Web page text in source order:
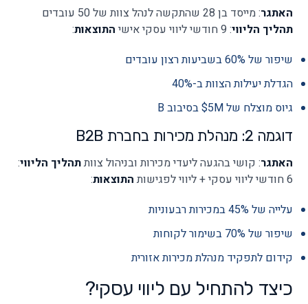
האתגר: מייסד בן 28 שהתקשה לנהל צוות של 50 עובדים
תהליך הליווי: 9 חודשי ליווי עסקי אישי התוצאות:
שיפור של 60% בשביעות רצון עובדים
הגדלת יעילות הצוות ב-40%
גיוס מוצלח של 5M$ בסיבוב B
דוגמה 2: מנהלת מכירות בחברת B2B
האתגר: קושי בהגעה ליעדי מכירות ובניהול צוותתהליך הליווי:
6 חודשי ליווי עסקי + ליווי לפגישות
התוצאות:
עלייה של 45% במכירות רבעוניות
שיפור של 70% בשימור לקוחות
קידום לתפקיד מנהלת מכירות אזורית
כיצד להתחיל עם ליווי עסקי?